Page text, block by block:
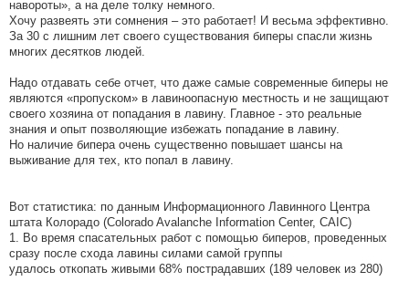
навороты», а на деле толку немного.
Хочу развеять эти сомнения – это работает! И весьма эффективно.
За 30 с лишним лет своего существования биперы спасли жизнь
многих десятков людей.
Надо отдавать себе отчет, что даже самые современные биперы не
являются «пропуском» в лавиноопасную местность и не защищают
своего хозяина от попадания в лавину. Главное - это реальные
знания и опыт позволяющие избежать попадание в лавину.
Но наличие бипера очень существенно повышает шансы на
выживание для тех, кто попал в лавину.
Вот статистика: по данным Информационного Лавинного Центра
штата Колорадо (Colorado Avalanche Information Center, CAIC)
1. Во время спасательных работ с помощью биперов, проведенных
сразу после схода лавины силами самой группы
удалось откопать живыми 68% пострадавших (189 человек из 280)